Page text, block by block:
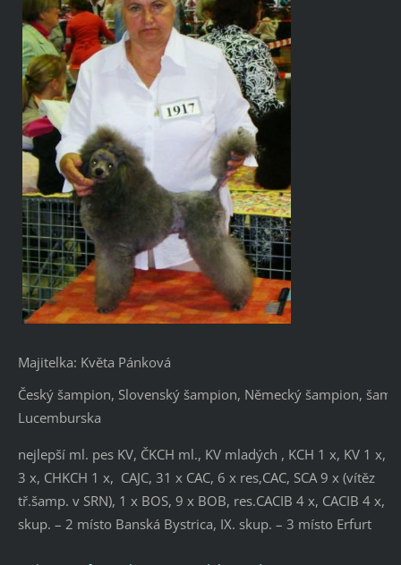
Majitelka: Květa Pánková
Český šampion, Slovenský šampion, Německý šampion,
Lucemburska
nejlepší ml. pes KV, ČKCH ml., KV mladých , KCH 1 x, KV 1 x,
3 x, CHKCH 1 x, CAJC, 31 x CAC, 6 x res,CAC, SCA 9 x (vítěz
tř.šamp. v SRN), 1 x BOS, 9 x BOB, res.CACIB 4 x, CACIB 4 x,
skup. – 2 místo Banská Bystrica, IX. skup. – 3 místo Erfurt